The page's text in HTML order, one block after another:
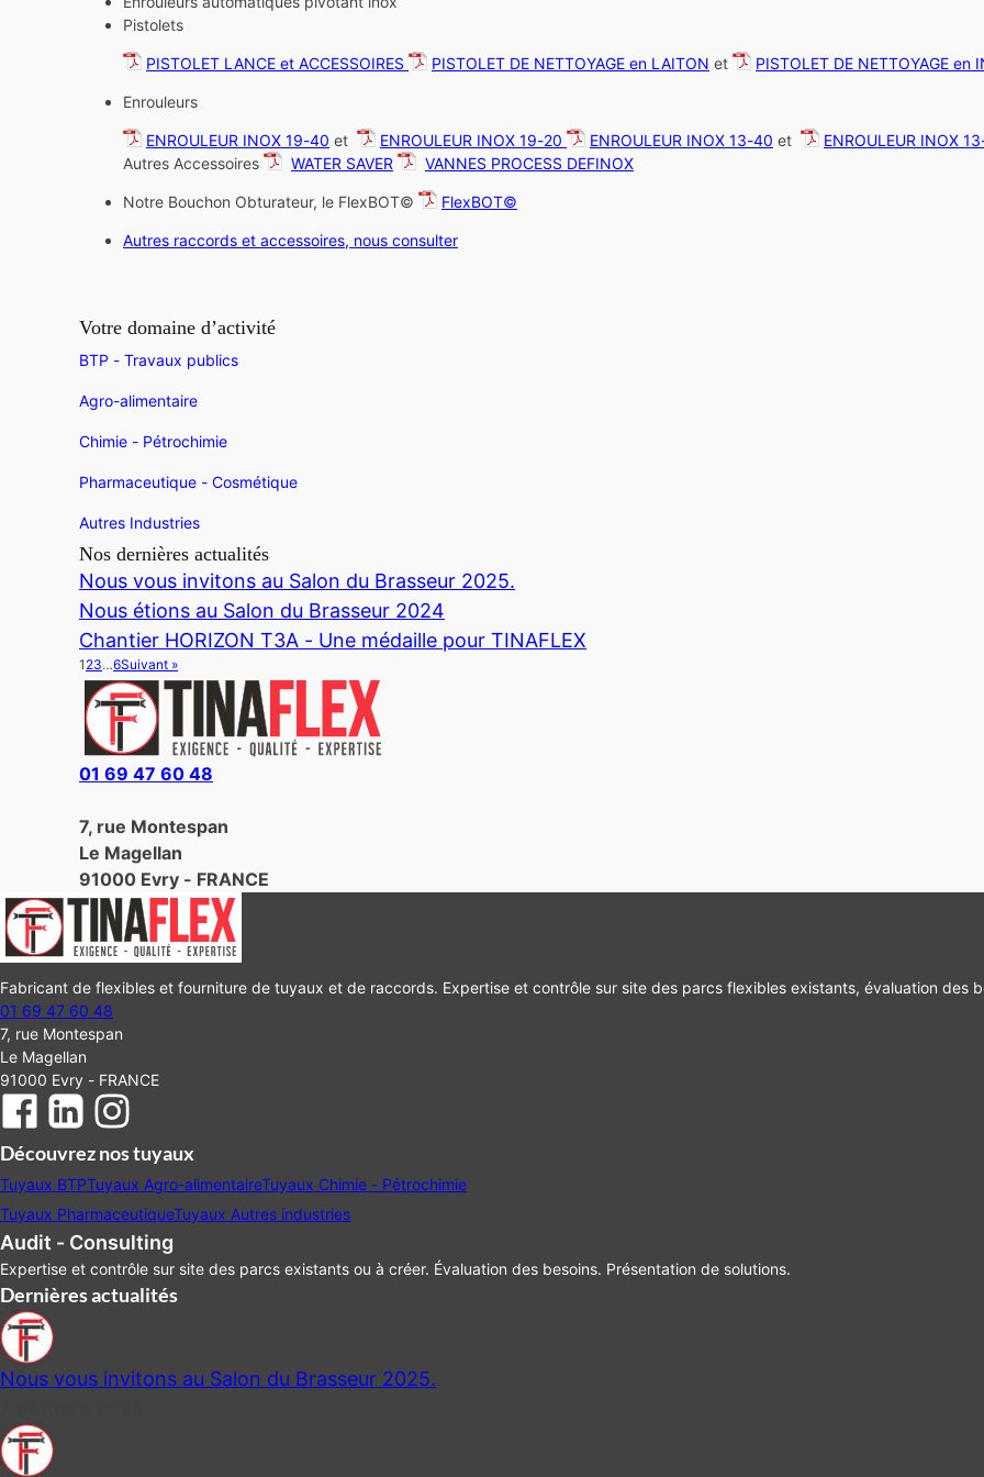
Pistolets
PISTOLET LANCE et ACCESSOIRES PISTOLET DE NETTOYAGE en LAITON et PISTOLET DE NETTOYAGE en
Enrouleurs
ENROULEUR INOX 19-40 et ENROULEUR INOX 19-20 ENROULEUR INOX 13-40 et
ENROULEUR INOX
Autres Accessoires
WATER SAVER VANNES PROCESS DEFINOX
Notre Bouchon Obturateur, le FlexBOT© FlexBOT©
Autres raccords et accessoires, nous consulter
Votre domaine d’activité
BTP - Travaux publics
Agro-alimentaire
Chimie - Pétrochimie
Pharmaceutique - Cosmétique
Autres Industries
Nos dernières actualités
Nous vous invitons au Salon du Brasseur 2025.
Nous étions au Salon du Brasseur 2024
Chantier HORIZON T3A - Une médaille pour TINAFLEX
1 23…6Suivant »
01 69 47 60 48
7, rue Montespan
Le Magellan
91000 Evry - FRANCE
Fabricant de flexibles et fourniture de tuyaux et de raccords. Expertise et contrôle sur site des parcs flexibles existants, évaluation des
01 69 47 60 48
7, rue Montespan
Le Magellan
91000 Evry - FRANCE
Découvrez nos tuyaux
Tuyaux BTPTuyaux Agro-alimentaireTuyaux Chimie - Pétrochimie
Tuyaux PharmaceutiqueTuyaux Autres industries
Audit - Consulting
Expertise et contrôle sur site des parcs existants ou à créer. Évaluation des besoins. Présentation de solutions.
Dernières actualités
Nous vous invitons au Salon du Brasseur 2025.